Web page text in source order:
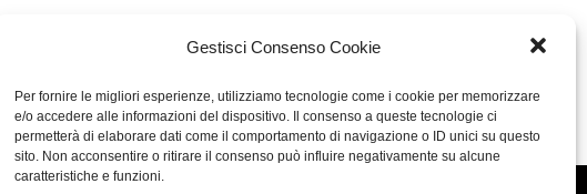
Gestisci Consenso Cookie
Per fornire le migliori esperienze, utilizziamo tecnologie come i cookie per memorizzare
e/o accedere alle informazioni del dispositivo. Il consenso a queste tecnologie ci
permetterà di elaborare dati come il comportamento di navigazione o ID unici su questo
sito. Non acconsentire o ritirare il consenso può influire negativamente su alcune
caratteristiche e funzioni.